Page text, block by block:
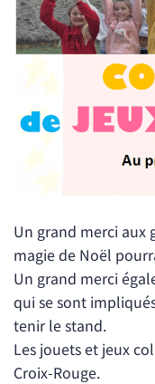
Un grand merci aux
magie de Noël
Un grand merci
qui se sont
tenir le stand.
Les jouets et jeux
Croix-Rouge.